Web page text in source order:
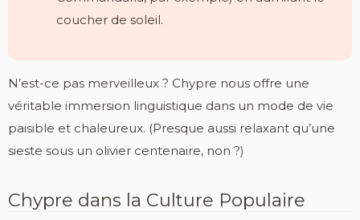
coucher de soleil.
N’est-ce pas merveilleux ? Chypre nous offre une
véritable immersion linguistique dans un mode de vie
paisible et chaleureux. (Presque aussi relaxant qu’une
sieste sous un olivier centenaire, non ?)
Chypre dans la Culture Populaire